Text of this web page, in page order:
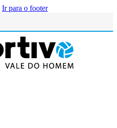
Ir para o footer